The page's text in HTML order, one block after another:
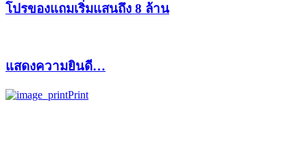
โปรของแถมเริ่มแสนถึง 8 ล้าน
แสดงความยินดี…
Print